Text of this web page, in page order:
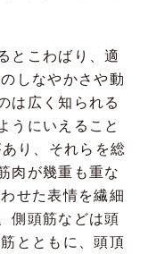
とこわばり、適
しなやかさや動
は広く知られる
うにいえること
り、それらを総
肉が幾重も重な
せた表情を繊細
側頭筋などは頭
とともに、頭頂